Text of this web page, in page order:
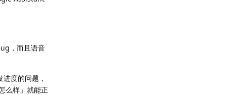
，而且语音
度的问题，
么样」就能正